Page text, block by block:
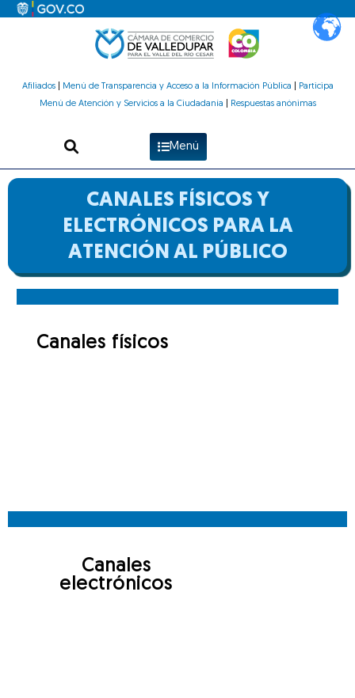
Afiliados| Menú de Transparencia y Acceso a la Información Pública
Participa
Menú de Atención y Servicios a la Ciudadanía
Respuestas anónimas
Menú
CANALES FÍSICOS Y
ELECTRÓNICOS PARA LA
ATENCIÓN AL PÚBLICO
Canales físicos
Canales
electrónicos